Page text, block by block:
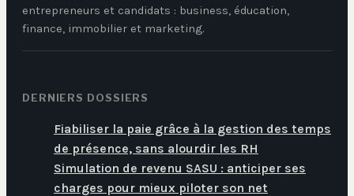
entrepreneurs et candidats : business, éducation,
finance, immobilier et marketing.
DERNIERS DOSSIERS
Fiabiliser la paie grâce à la gestion des temps
de présence, sans alourdir les RH
Simulation de revenu SASU : anticiper ses
charges pour mieux piloter son net